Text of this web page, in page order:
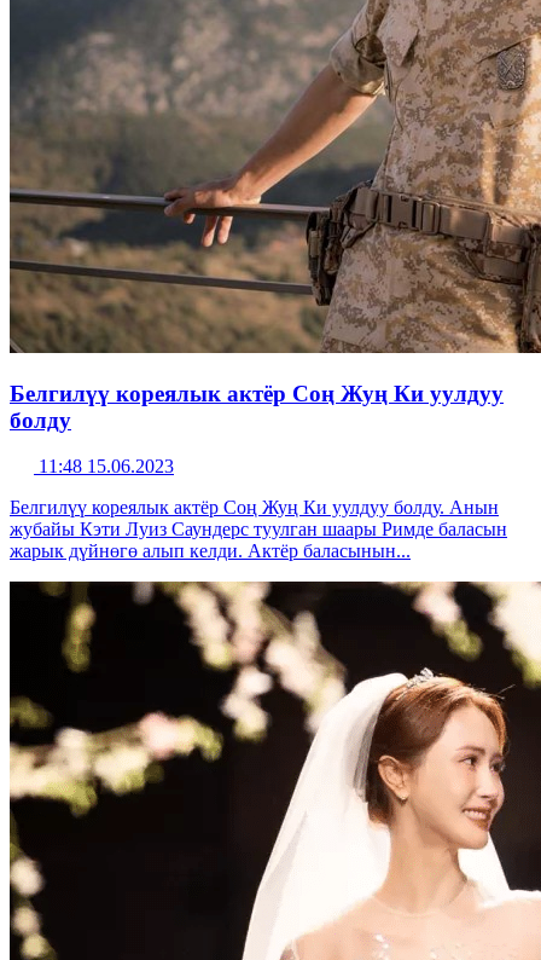
Белгилүү кореялык актёр Соң Жуң Ки уулдуу
болду
11:48 15.06.2023
Белгилүү кореялык актёр Соң Жуң Ки уулдуу болду. Анын
жубайы Кэти Луиз Саундерс туулган шаары Римде баласын
жарык дүйнөгө алып келди. Актёр баласынын...